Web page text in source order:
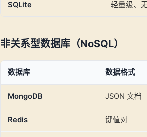
SQLite 轻量级、
非关系型数据库（NoSQL）
数据库 数据格式
MongoDB JSON 文档
Redis 键值对